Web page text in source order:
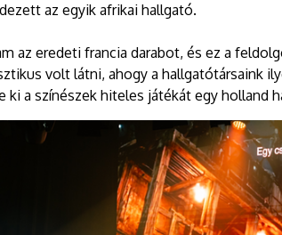
az egyik afrikai hallgató.
az eredeti francia darabot, és ez a
volt látni, ahogy a hallgatótársaink
ki a színészek hiteles játékát egy holland